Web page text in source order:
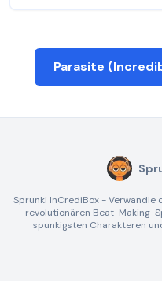
Parasite
Sprunki InCrediBox - Verwandle
revolutionären Beat-Making-
spunkigsten Charakteren